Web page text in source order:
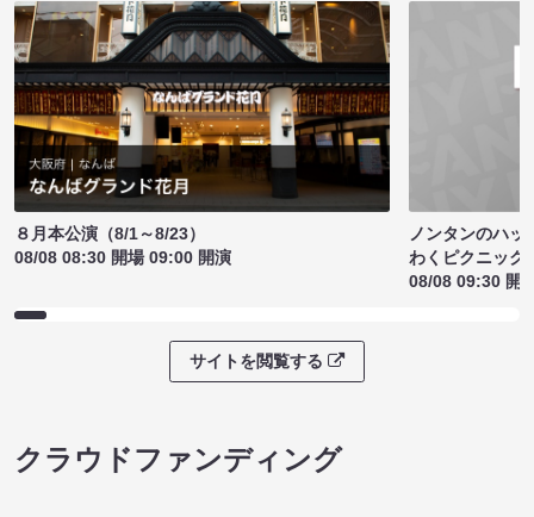
８月本公演（8/1～8/23）
08/08 08:30 開場 09:00 開演
ノンタンのハッ
わくピクニック
08/08 09:30 開
サイトを閲覧する
クラウドファンディング